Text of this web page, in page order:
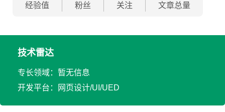
经验值 粉丝 关注 文章总量
技术雷达
专长领域：暂无信息
开发平台：网页设计/UI/UED